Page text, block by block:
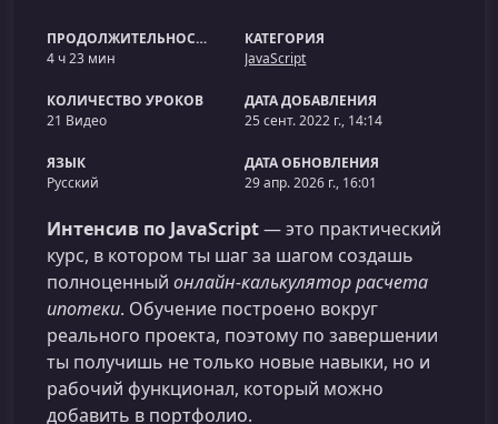
ПРОДОЛЖИТЕЛЬНОСТЬ
4 ч 23 мин
КАТЕГОРИЯ
JavaScript
КОЛИЧЕСТВО УРОКОВ
21 Видео
ДАТА ДОБАВЛЕНИЯ
25 сент. 2022 г., 14:14
ЯЗЫК
Русский
ДАТА ОБНОВЛЕНИЯ
29 апр. 2026 г., 16:01
Интенсив по JavaScript— это практический
курс, в котором ты шаг за шагом создашь
полноценный онлайн‑калькулятор расчета
ипотеки. Обучение построено вокруг
реального проекта, поэтому по завершении
ты получишь не только новые навыки, но и
рабочий функционал, который можно
добавить в портфолио.